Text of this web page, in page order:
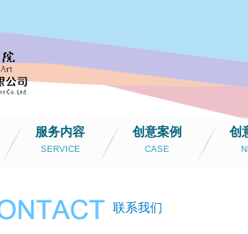
服务内容
SERVICE
创意案例
CASE
创
联系我们